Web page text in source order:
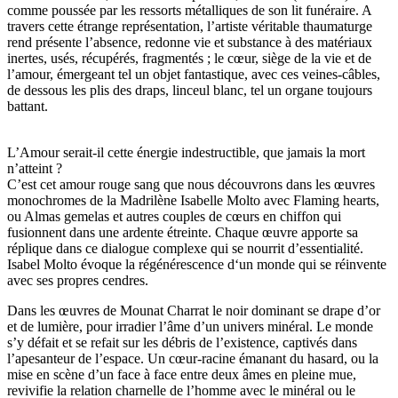
comme poussée par les ressorts métalliques de son lit funéraire. A
travers cette étrange représentation, l’artiste véritable thaumaturge
rend présente l’absence, redonne vie et substance à des matériaux
inertes, usés, récupérés, fragmentés ; le cœur, siège de la vie et de
l’amour, émergeant tel un objet fantastique, avec ces veines-câbles,
de dessous les plis des draps, linceul blanc, tel un organe toujours
battant.
L’Amour serait-il cette énergie indestructible, que jamais la mort
n’atteint ?
C’est cet amour rouge sang que nous découvrons dans les œuvres
monochromes de la Madrilène Isabelle Molto avec Flaming hearts,
ou Almas gemelas et autres couples de cœurs en chiffon qui
fusionnent dans une ardente étreinte. Chaque œuvre apporte sa
réplique dans ce dialogue complexe qui se nourrit d’essentialité.
Isabel Molto évoque la régénérescence d‘un monde qui se réinvente
avec ses propres cendres.
Dans les œuvres de Mounat Charrat le noir dominant se drape d’or
et de lumière, pour irradier l’âme d’un univers minéral. Le monde
s’y défait et se refait sur les débris de l’existence, captivés dans
l’apesanteur de l’espace. Un cœur-racine émanant du hasard, ou la
mise en scène d’un face à face entre deux âmes en pleine mue,
revivifie la relation charnelle de l’homme avec le minéral ou le